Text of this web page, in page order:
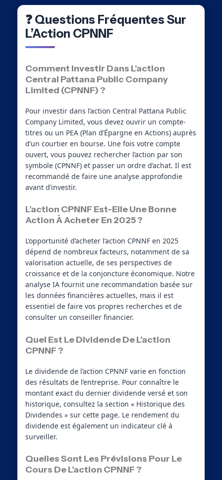
❓ Questions Fréquentes Sur
L’Action CPNNF
Comment Investir Dans L’action
Central Pattana Public Company
Limited (CPNNF) ?
Pour investir dans l’action Central Pattana Public
Company Limited, vous devez ouvrir un compte-
titres ou un PEA (Plan d’Épargne en Actions) auprès
d’un courtier en bourse. Une fois votre compte
ouvert, vous pouvez rechercher l’action par son
symbole (CPNNF) et passer un ordre d’achat. Il est
recommandé de faire une analyse approfondie
avant d’investir.
L’action CPNNF Est-Elle Une Bonne
Action À Acheter En 2025 ?
L’opportunité d’acheter l’action CPNNF en 2025
dépend de nombreux facteurs, notamment de sa
valorisation actuelle, de ses perspectives de
croissance et de la conjoncture économique. Notre
analyse IA fournit une recommandation basée sur
les données financières actuelles, mais il est
essentiel de faire vos propres recherches et de
consulter un conseiller financier.
Quel Est Le Dividende De L’action
CPNNF ?
Le dividende de l’action CPNNF varie en fonction
des résultats de l’entreprise. Pour connaître le
montant exact du dernier dividende versé et son
historique, consultez la section « Historique des
Dividendes » sur cette page. Le rendement du
dividende est également un indicateur clé à
surveiller.
Quelles Sont Les Prévisions Pour Le
Cours De L’action CPNNF ?